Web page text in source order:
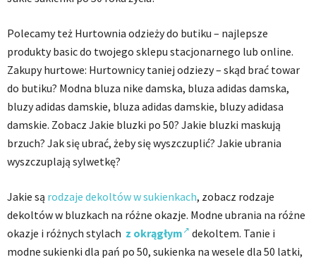
Polecamy też Hurtownia odzieży do butiku – najlepsze
produkty basic do twojego sklepu stacjonarnego lub online.
Zakupy hurtowe: Hurtownicy taniej odziezy – skąd brać towar
do butiku? Modna bluza nike damska, bluza adidas damska,
bluzy adidas damskie, bluza adidas damskie, bluzy adidasa
damskie. Zobacz Jakie bluzki po 50? Jakie bluzki maskują
brzuch? Jak się ubrać, żeby się wyszczuplić? Jakie ubrania
wyszczuplają sylwetkę?
Jakie są rodzaje dekoltów w sukienkach, zobacz rodzaje
dekoltów w bluzkach na różne okazje. Modne ubrania na różne
okazje i różnych stylach z okrągłym
dekoltem. Tanie i
modne sukienki dla pań po 50, sukienka na wesele dla 50 latki,